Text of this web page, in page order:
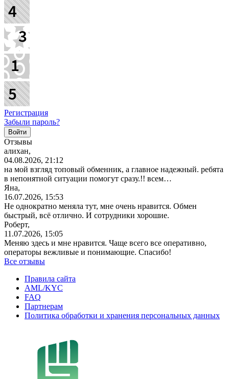
Регистрация
Забыли пароль?
Отзывы
алихан,
04.08.2026, 21:12
на мой взгляд топовый обменник, а главное надежный. ребята
в непонятной ситуации помогут сразу.!! всем…
Яна,
16.07.2026, 15:53
Не однократно меняла тут, мне очень нравится. Обмен
быстрый, всё отлично. И сотрудники хорошие.
Роберт,
11.07.2026, 15:05
Меняю здесь и мне нравится. Чаще всего все оперативно,
операторы вежливые и понимающие. Спасибо!
Все отзывы
Правила сайта
AML/KYC
FAQ
Партнерам
Политика обработки и хранения персональных данных